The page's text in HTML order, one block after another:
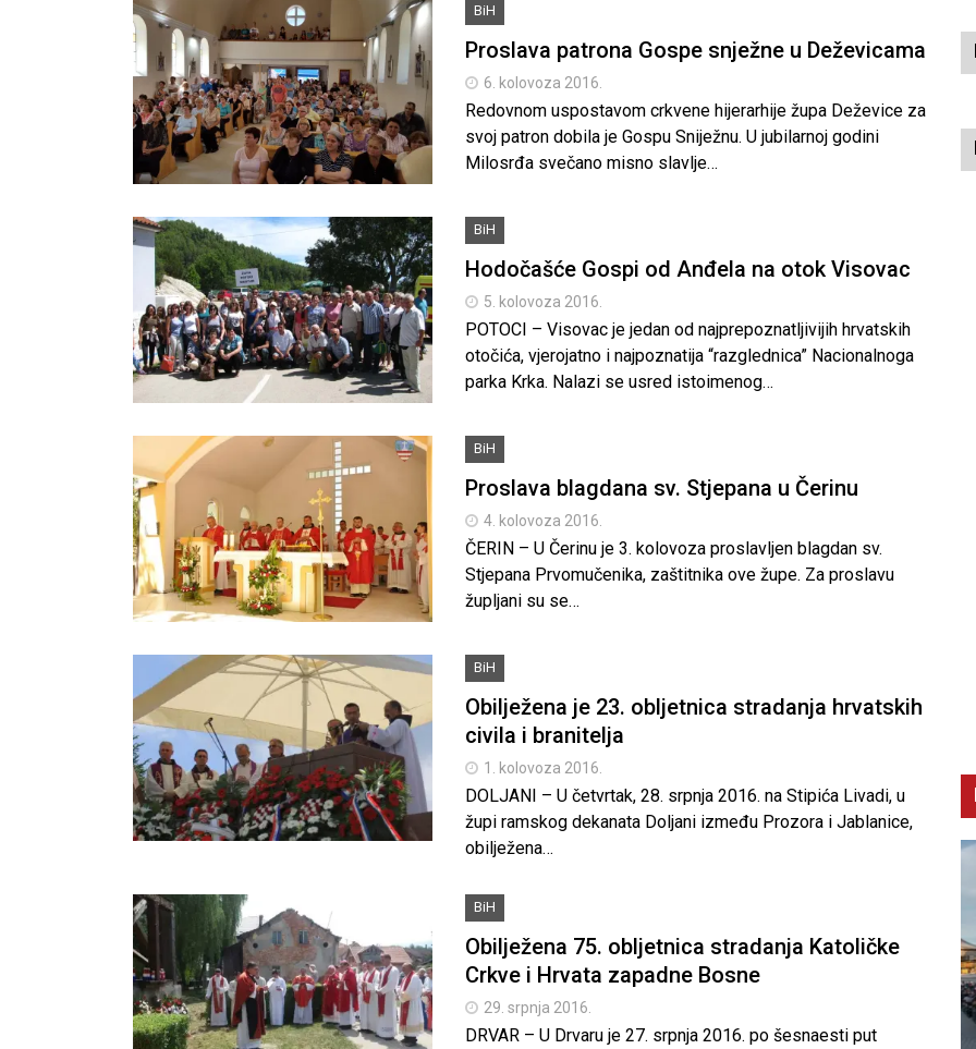
BiH
Proslava patrona Gospe snježne u Deževicama
6. kolovoza 2016.
Redovnom uspostavom crkvene hijerarhije župa Deževice za
svoj patron dobila je Gospu Sniježnu. U jubilarnoj godini
Milosrđa svečano misno slavlje…
BiH
Hodočašće Gospi od Anđela na otok Visovac
5. kolovoza 2016.
POTOCI – Visovac je jedan od najprepoznatljivijih hrvatskih
otočića, vjerojatno i najpoznatija “razglednica” Nacionalnoga
parka Krka. Nalazi se usred istoimenog…
BiH
Proslava blagdana sv. Stjepana u Čerinu
4. kolovoza 2016.
ČERIN – U Čerinu je 3. kolovoza proslavljen blagdan sv.
Stjepana Prvomučenika, zaštitnika ove župe. Za proslavu
župljani su se…
BiH
Obilježena je 23. obljetnica stradanja hrvatskih
civila i branitelja
1. kolovoza 2016.
DOLJANI – U četvrtak, 28. srpnja 2016. na Stipića Livadi, u
župi ramskog dekanata Doljani između Prozora i Jablanice,
obilježena…
BiH
Obilježena 75. obljetnica stradanja Katoličke
Crkve i Hrvata zapadne Bosne
29. srpnja 2016.
DRVAR – U Drvaru je 27. srpnja 2016. po šesnaesti put